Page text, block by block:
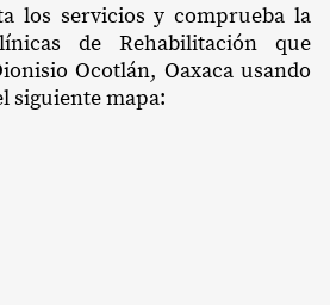
los servicios y comprueba la
de Rehabilitación que
Ocotlán, Oaxaca usando
siguiente mapa: